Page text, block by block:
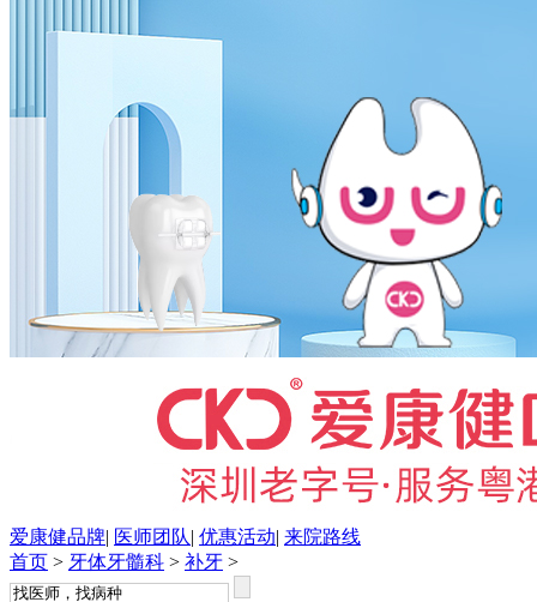
爱康健品牌| 医师团队| 优惠活动| 来院路线
首页 > 牙体牙髓科 > 补牙 >